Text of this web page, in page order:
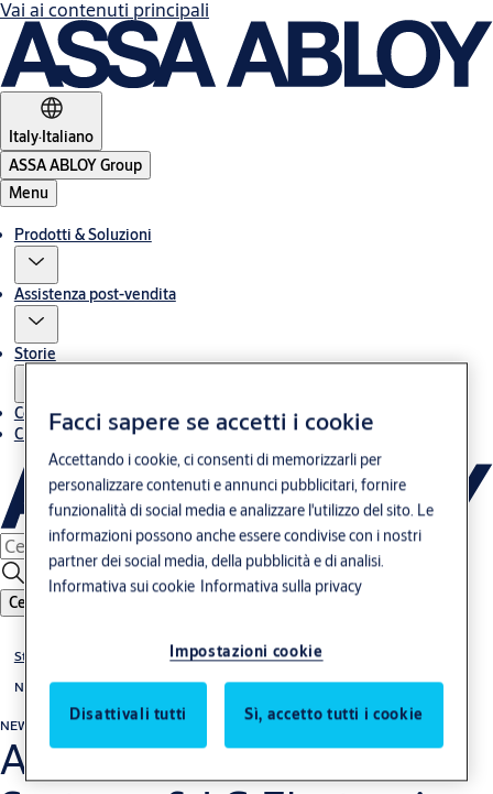
Vai ai contenuti principali
Italy·Italiano
ASSA ABLOY Group
Menu
Prodotti & Soluzioni
Assistenza post-vendita
Storie
Contatti
Chi siamo
Cerca
Storie
News
NEWS
ASSA ABLOY Entrance
Facci sapere se accetti i cookie
Accettando i cookie, ci consenti di memorizzarli per
personalizzare contenuti e annunci pubblicitari, fornire
funzionalità di social media e analizzare l'utilizzo del sito. Le
informazioni possono anche essere condivise con i nostri
partner dei social media, della pubblicità e di analisi.
Informativa sui cookie Informativa sulla privacy
Impostazioni cookie
Disattivali tutti Sì, accetto tutti i cookie